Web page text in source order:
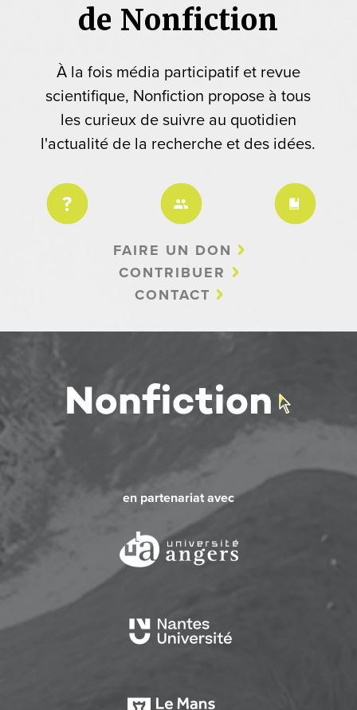
de Nonfiction
À la fois média participatif et revue
scientifique, Nonfiction propose à tous
les curieux de suivre au quotidien
l'actualité de la recherche et des idées.
FAIRE UN DON
CONTRIBUER
CONTACT
en partenariat avec